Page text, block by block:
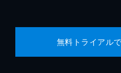
無料トライアル